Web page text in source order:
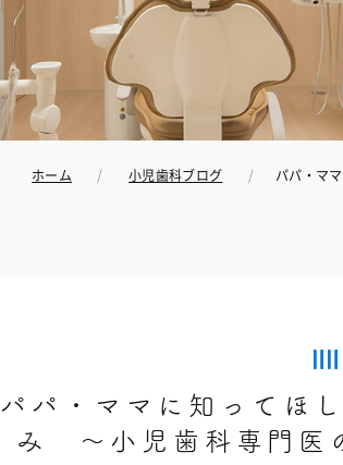
ホーム 小児歯科ブログ パパ・マ
パパ・ママに知ってほ
み 〜小児歯科専門医